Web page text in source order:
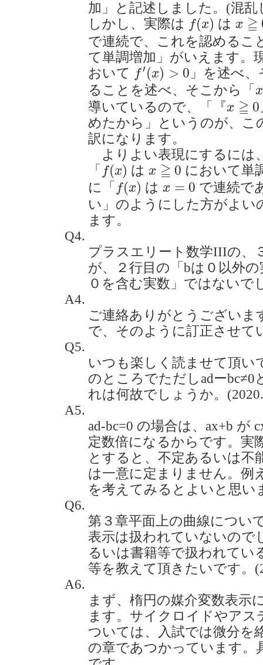
加」と記述しました。(混
しかし、実際は f(x)
f(x) は x ≧
x≧0
で連続で、これを認めるこ
て単調増加」がいえます。
おいて
f′(x) > 0
f′(x)> 0
」を述べ
ることを述べ、そこから「 x
x
導いているので、「『x ≧ 0
x≧0
めたから」というのが、こ
訳になります。
よりよい表現にするには
「 f(x)
f(x ) は x ≧ 0
x ≧0
において単
に「 f(x)
f(x ) は x = 0
x=
で連続で
い」のようにした方がよい
ます。
Q4.
プラスエリート数学IIIの、
が、２行目の「bは０以外
０を含む実数」ではないで
A4.
ご連絡ありがとうございま
で、そのように訂正させて
Q5.
いつも楽しく読ませて頂い
のところでただしadー
れは何故でしょうか。
A5.
ad-bc=0 の場合は、ax+b が
定数倍になるからです。実
とすると、不定あるいは不
は一意に定まりません。例
を考えてみるとよいと思い
Q6.
第３章平面上の曲線につい
表示は扱われていないので
るいは書籍等で扱われてい
等を教えて頂きたいです。
A6.
まず、楕円の媒介変数表示
ます。サイクロイドやア
ついては、入試では微分を
の章であつかっています。